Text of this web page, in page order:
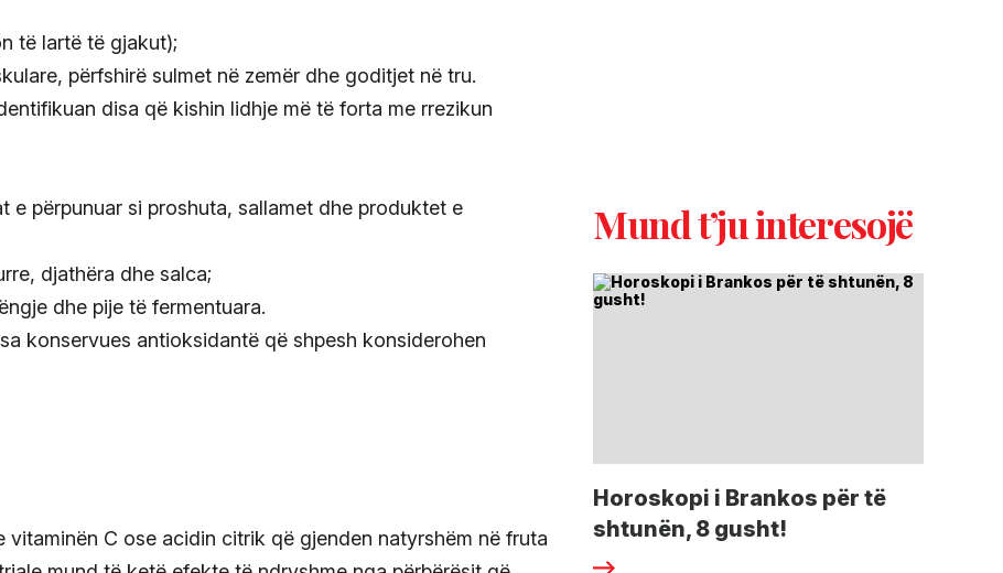
të lartë të gjakut);
përfshirë sulmet në zemër dhe goditjet në tru.
disa që kishin lidhje më të forta me rrezikun
e përpunuar si proshuta, sallamet dhe produktet e
djathëra dhe salca;
dhe pije të fermentuara.
konservues antioksidantë që shpesh konsiderohen
C ose acidin citrik që gjenden natyrshëm në fruta
Mund t’ju interesojë
Horoskopi i Brankos për të
shtunën, 8 gusht!